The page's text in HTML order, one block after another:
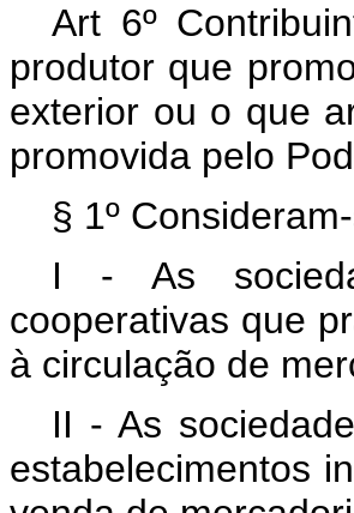
Art 6º
produtor que
exterior ou o que
promovida pelo
§ 1º
I - As
cooperativas que
à circulação de
II - As
estabelecimentos